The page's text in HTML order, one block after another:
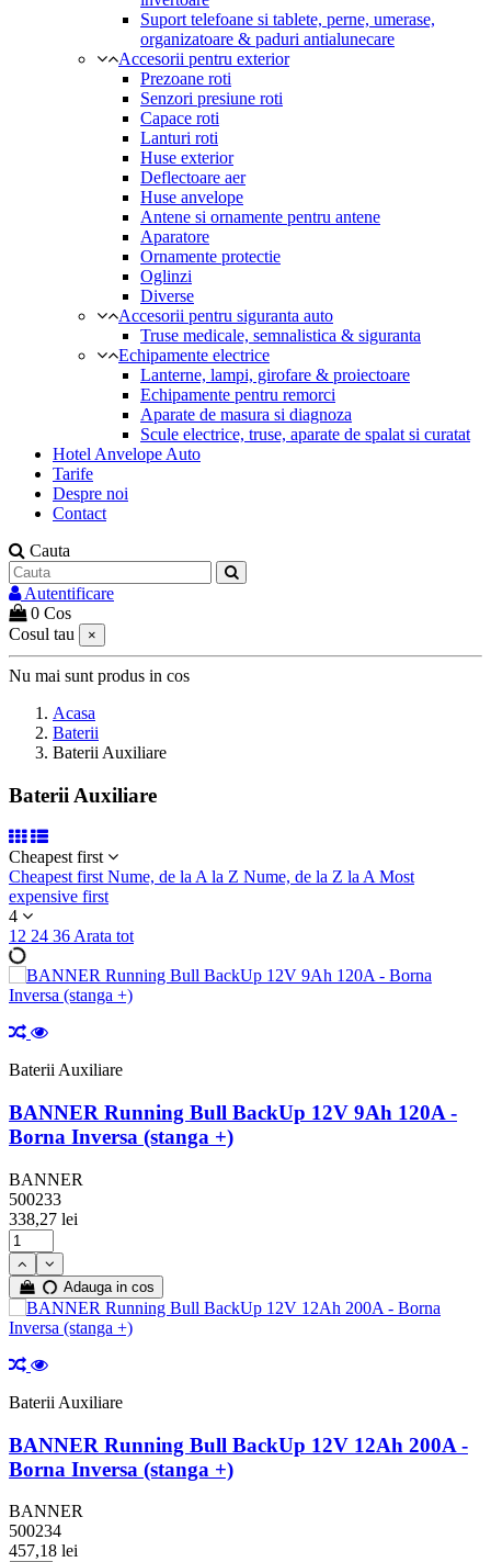
Suport telefoane si tablete, perne, umerase,
organizatoare & paduri antialunecare
Accesorii pentru exterior
Prezoane roti
Senzori presiune roti
Capace roti
Lanturi roti
Huse exterior
Deflectoare aer
Huse anvelope
Antene si ornamente pentru antene
Aparatore
Ornamente protectie
Oglinzi
Diverse
Accesorii pentru siguranta auto
Truse medicale, semnalistica & siguranta
Echipamente electrice
Lanterne, lampi, girofare & proiectoare
Echipamente pentru remorci
Aparate de masura si diagnoza
Scule electrice, truse, aparate de spalat si curatat
Hotel Anvelope Auto
Tarife
Despre noi
Contact
Cauta
Autentificare
0 Cos
Cosul tau
×
Nu mai sunt produs in cos
Acasa
Baterii
Baterii Auxiliare
Baterii Auxiliare
Cheapest first
Cheapest firstNume, de la A la Z Nume, de la Z la AMost
expensive first
4
12 24 36Arata tot
Baterii Auxiliare
BANNER Running Bull BackUp 12V 9Ah 120A -
Borna Inversa (stanga +)
BANNER
500233
338,27 lei
Adauga in cos
Baterii Auxiliare
BANNER Running Bull BackUp 12V 12Ah 200A -
Borna Inversa (stanga +)
BANNER
500234
457,18 lei